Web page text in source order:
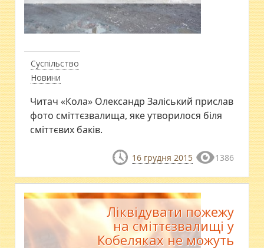
Суспільство
Новини
Читач «Кола» Олександр Заліський прислав
фото сміттєзвалища, яке утворилося біля
сміттєвих баків.
16 грудня 2015 1386
Ліквідувати пожежу
на сміттєзвалищі у
Кобеляках не можуть